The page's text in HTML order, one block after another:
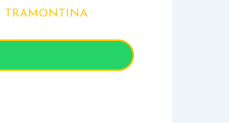
TRAMONTINA